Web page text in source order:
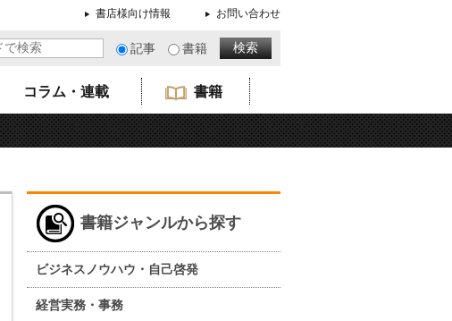
書店様向け情報 お問い合わせ
記事 書籍
コラム・連載 書籍
書籍ジャンルから探す
ビジネスノウハウ・自己啓発
経営実務・事務